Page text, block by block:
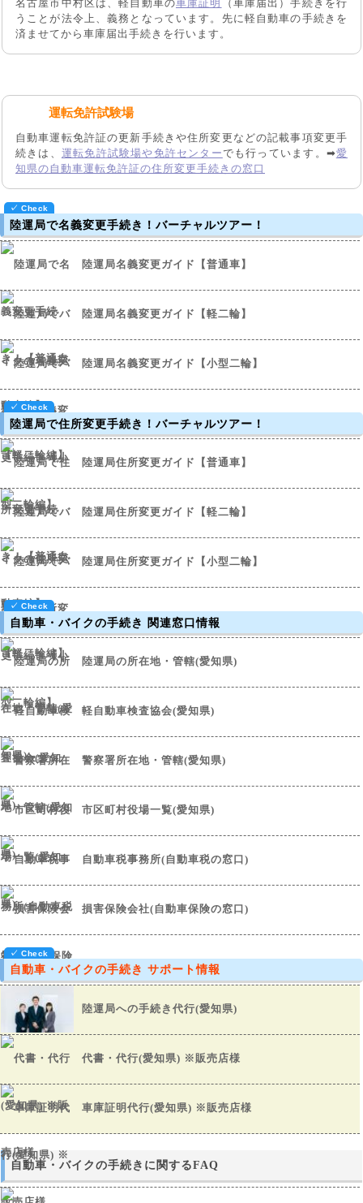
名古屋市中村区は、軽自動車の車庫証明
（車庫届出）手続きを行
うことが法令上、義務となっています。先に軽自動車の手続きを
済ませてから車庫届出手続きを行います。
運転免許試験場
自動車運転免許証の更新手続きや住所変更などの記載事項変更手
続きは、 運転免許試験場や免許センターでも行っています。➡愛
知県の自動車運転免許証の住所変更手続きの窓口
陸運局で名義変更手続き！バーチャルツアー！
陸運局名義変更ガイド【普通車】
陸運局名義変更ガイド【軽二輪】
陸運局名義変更ガイド【小型二輪】
陸運局で住所変更手続き！バーチャルツアー！
陸運局住所変更ガイド【普通車】
陸運局住所変更ガイド【軽二輪】
陸運局住所変更ガイド【小型二輪】
自動車・バイクの手続き 関連窓口情報
陸運局の所在地・管轄(愛知県)
軽自動車検査協会(愛知県)
警察署所在地・管轄(愛知県)
市区町村役場一覧(愛知県)
自動車税事務所(自動車税の窓口)
損害保険会社(自動車保険の窓口)
自動車・バイクの手続き サポート情報
陸運局への手続き代行(愛知県)
代書・代行(愛知県) ※販売店様
車庫証明代行(愛知県) ※販売店様
自動車・バイクの手続きに関するFAQ